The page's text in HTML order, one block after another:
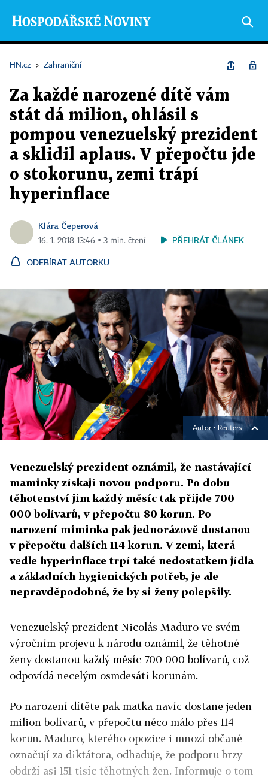
HN.cz › Zahraniční
Za každé narozené dítě vám
stát dá milion, ohlásil s
pompou venezuelský prezident
a sklidil aplaus. V přepočtu jde
o stokorunu, zemi trápí
hyperinflace
Klára Čeperová
16. 1. 2018 13:46 ▪ 3 min. čtení PŘEHRÁT ČLÁNEK
ODEBÍRAT AUTORKU
Autor ▪ Reuters
Venezuelský prezident oznámil, že nastávající
maminky získají novou podporu. Po dobu
těhotenství jim každý měsíc tak přijde 700
000 bolívarů, v přepočtu 80 korun. Po
narození miminka pak jednorázově dostanou
v přepočtu dalších 114 korun. V zemi, která
vedle hyperinflace trpí také nedostatkem jídla
a základních hygienických potřeb, je ale
nepravděpodobné, že by si ženy polepšily.
Venezuelský prezident Nicolás Maduro ve svém
výročním projevu k národu oznámil, že těhotné
ženy dostanou každý měsíc 700 000 bolívarů, což
odpovídá necelým osmdesáti korunám.
Po narození dítěte pak matka navíc dostane jeden
milion bolívarů, v přepočtu něco málo přes 114
korun. Maduro, kterého opozice i mnozí občané
označují za diktátora, odhaduje, že podporu brzy
obdrží asi 151 tisíc těhotných žen. Informuje o tom